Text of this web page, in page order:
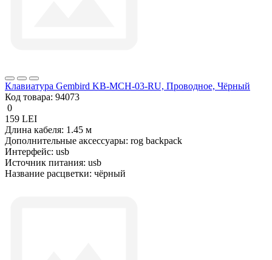
Клавиатура Gembird KB-MCH-03-RU, Проводное, Чёрный
Код товара: 94073
0
159 LEI
Длина кабеля: 1.45 м
Дополнительные аксессуары: rog backpack
Интерфейс: usb
Источник питания: usb
Название расцветки: чёрный